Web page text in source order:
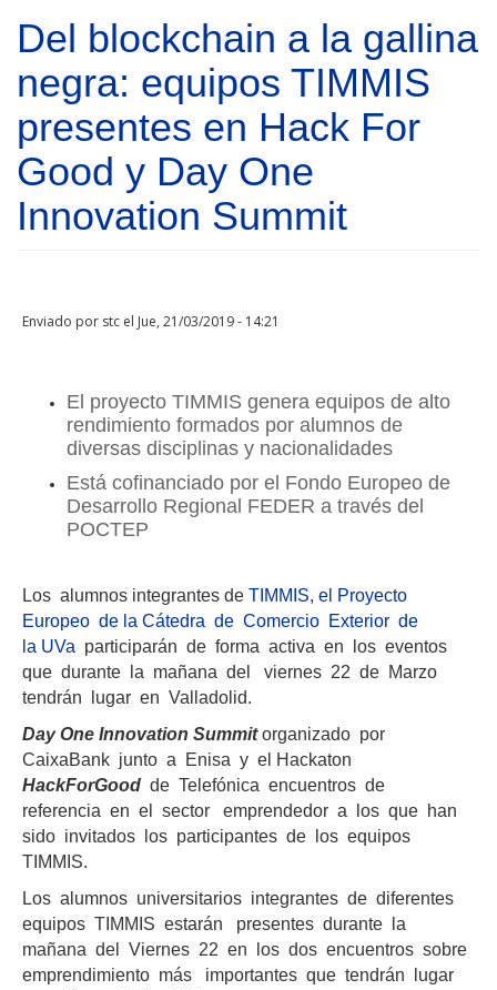
Del blockchain a la gallina
negra: equipos TIMMIS
presentes en Hack For
Good y Day One
Innovation Summit
Enviado por stc el Jue, 21/03/2019 - 14:21
El proyecto TIMMIS genera equipos de alto
rendimiento formados por alumnos de
diversas disciplinas y nacionalidades
Está cofinanciado por el Fondo Europeo de
Desarrollo Regional FEDER a través del
POCTEP
Los alumnos integrantes de TIMMIS, el Proyecto
Europeo de la Cátedra de Comercio Exterior de
la UVa participarán de forma activa en los eventos
que durante la mañana del viernes 22 de Marzo
tendrán lugar en Valladolid.
Day One Innovation Summitorganizado por
CaixaBank junto a Enisa y el Hackaton
HackForGood de Telefónica encuentros de
referencia en el sector emprendedor a los que han
sido invitados los participantes de los equipos
TIMMIS.
Los alumnos universitarios integrantes de diferentes
equipos TIMMIS estarán presentes durante la
mañana del Viernes 22 en los dos encuentros sobre
emprendimiento más importantes que tendrán lugar